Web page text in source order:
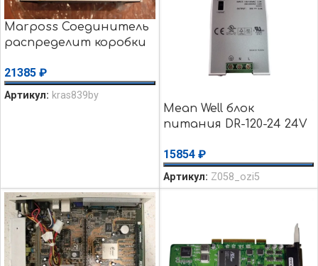
Marposs Соединитель
распределит коробки
10P Connect PT02A-12-10P
уценка использовалось
21385 ₽
Артикул: kras839by
Mean Well блок
питания DR-120-24 24V
использовалось
15854 ₽
Артикул: Z058_ozi5